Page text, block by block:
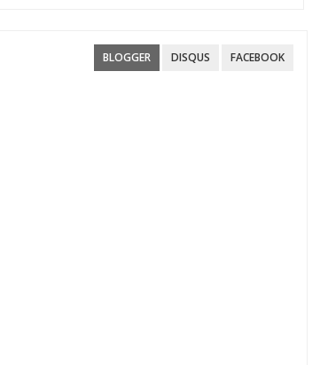
BLOGGER DISQUS FACEBOOK